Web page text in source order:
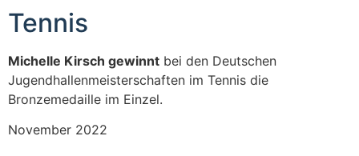
Tennis
Michelle Kirsch gewinnt bei den Deutschen
Jugendhallenmeisterschaften im Tennis die
Bronzemedaille im Einzel.
November 2022